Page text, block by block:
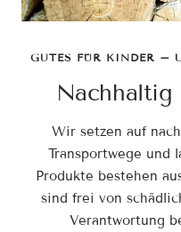
GUTES FÜR KINDER –
Wir setzen auf
Transportwege und
Produkte bestehen
sind frei von
Verantwortung